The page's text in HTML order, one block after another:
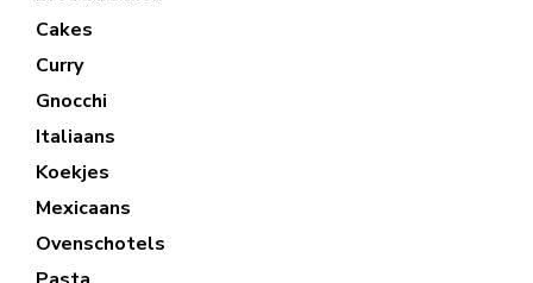
Cakes
Curry
Gnocchi
Italiaans
Koekjes
Mexicaans
Ovenschotels